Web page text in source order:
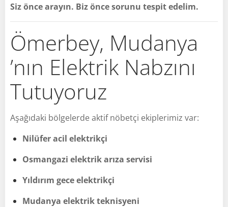
Siz önce arayın. Biz önce sorunu tespit edelim.
Ömerbey, Mudanya
’nın Elektrik Nabzını
Tutuyoruz
Aşağıdaki bölgelerde aktif nöbetçi ekiplerimiz var:
Nilüfer acil elektrikçi
Osmangazi elektrik arıza servisi
Yıldırım gece elektrikçi
Mudanya elektrik teknisyeni